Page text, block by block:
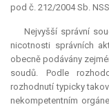
pod č. 212/2004 Sb.
Nejvyšší správní
nicotnosti správních
obecně podávány
soudů. Podle
rozhodnutí typicky
nekompetentním